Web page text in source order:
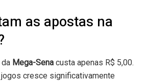
as apostas na
Mega-Sena custa apenas R$ 5,00.
cresce significativamente